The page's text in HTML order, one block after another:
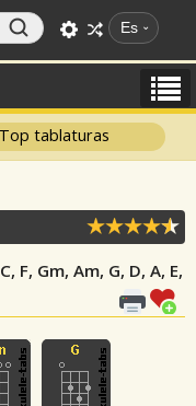
Es
Top tablaturas
F, Gm, Am, G, D, A, E,